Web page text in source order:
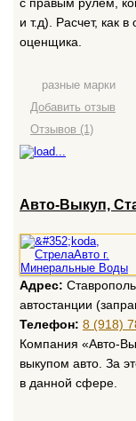
и т.д). Расчет, как
оценщика.
разные марки
Добавить отзыв
Отзывов (1)
Авто-Выкуп,
Адрес:
автостанции
Телефон: 8 (918)
Компания «Авто-
выкупом авто. За
в данной сфере.